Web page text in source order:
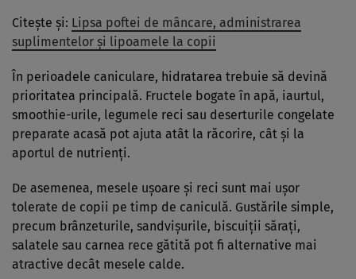
Citește și: Lipsa poftei de mâncare, administrarea
suplimentelor şi lipoamele la copii
În perioadele caniculare, hidratarea trebuie să devină
prioritatea principală. Fructele bogate în apă, iaurtul,
smoothie-urile, legumele reci sau deserturile congelate
preparate acasă pot ajuta atât la răcorire, cât și la
aportul de nutrienți.
De asemenea, mesele ușoare și reci sunt mai ușor
tolerate de copii pe timp de caniculă. Gustările simple,
precum brânzeturile, sandvișurile, biscuiții sărați,
salatele sau carnea rece gătită pot fi alternative mai
atractive decât mesele calde.